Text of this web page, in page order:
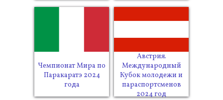
Чемпионат Мира по
Паракаратэ 2024
года
Австрия.
Международный
Кубок молодежи и
параспортсменов
2024 год